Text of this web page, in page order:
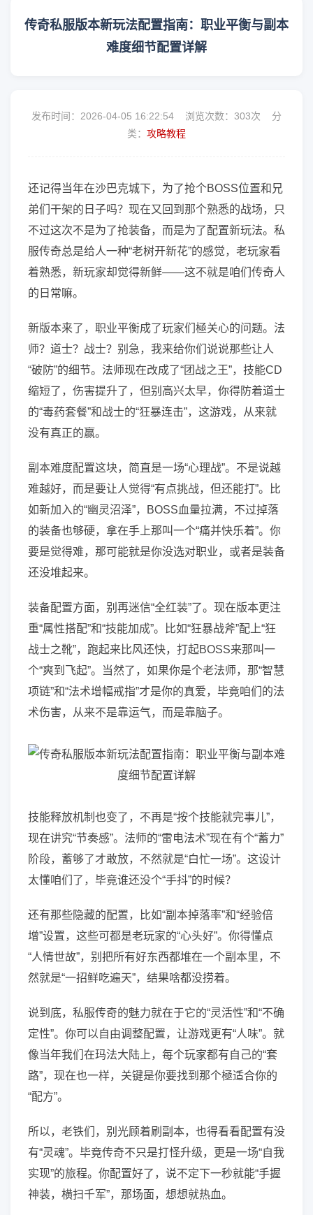
传奇私服版本新玩法配置指南：职业平衡与副本
难度细节配置详解
发布时间：2026-04-05 16:22:54 浏览次数： 303次 分
类： 攻略教程
还记得当年在沙巴克城下，为了抢个BOSS位置和兄
弟们干架的日子吗？现在又回到那个熟悉的战场，只
不过这次不是为了抢装备，而是为了配置新玩法。私
服传奇总是给人一种“老树开新花”的感觉，老玩家看
着熟悉，新玩家却觉得新鲜——这不就是咱们传奇人
的日常嘛。
新版本来了，职业平衡成了玩家们極关心的问题。法
师？道士？战士？别急，我来给你们说说那些让人
“破防”的细节。法师现在改成了“团战之王”，技能CD
缩短了，伤害提升了，但别高兴太早，你得防着道士
的“毒药套餐”和战士的“狂暴连击”，这游戏，从来就
没有真正的赢。
副本难度配置这块，简直是一场“心理战”。不是说越
难越好，而是要让人觉得“有点挑战，但还能打”。比
如新加入的“幽灵沼泽”，BOSS血量拉满，不过掉落
的装备也够硬，拿在手上那叫一个“痛并快乐着”。你
要是觉得难，那可能就是你没选对职业，或者是装备
还没堆起来。
装备配置方面，别再迷信“全红装”了。现在版本更注
重“属性搭配”和“技能加成”。比如“狂暴战斧”配上“狂
战士之靴”，跑起来比风还快，打起BOSS来那叫一
个“爽到飞起”。当然了，如果你是个老法师，那“智慧
项链”和“法术增幅戒指”才是你的真爱，毕竟咱们的法
术伤害，从来不是靠运气，而是靠脑子。
技能释放机制也变了，不再是“按个技能就完事儿”，
现在讲究“节奏感”。法师的“雷电法术”现在有个“蓄力”
阶段，蓄够了才敢放，不然就是“白忙一场”。这设计
太懂咱们了，毕竟谁还没个“手抖”的时候？
还有那些隐藏的配置，比如“副本掉落率”和“经验倍
增”设置，这些可都是老玩家的“心头好”。你得懂点
“人情世故”，别把所有好东西都堆在一个副本里，不
然就是“一招鲜吃遍天”，结果啥都没捞着。
说到底，私服传奇的魅力就在于它的“灵活性”和“不确
定性”。你可以自由调整配置，让游戏更有“人味”。就
像当年我们在玛法大陆上，每个玩家都有自己的“套
路”，现在也一样，关键是你要找到那个極适合你的
“配方”。
所以，老铁们，别光顾着刷副本，也得看看配置有没
有“灵魂”。毕竟传奇不只是打怪升级，更是一场“自我
实现”的旅程。你配置好了，说不定下一秒就能“手握
神装，横扫千军”，那场面，想想就热血。